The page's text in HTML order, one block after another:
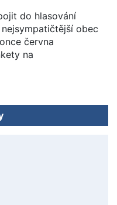
do hlasování
obec
června
na